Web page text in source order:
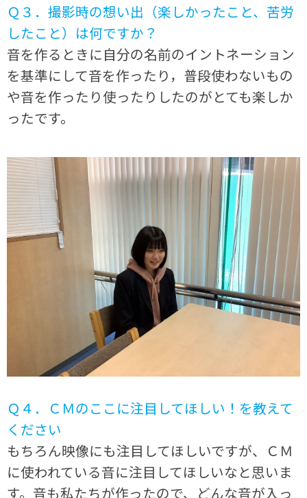
Ｑ３．撮影時の想い出（楽しかったこと、苦労
したこと）は何ですか？
音を作るときに自分の名前のイントネーション
を基準にして音を作ったり，普段使わないもの
や音を作ったり使ったりしたのがとても楽しか
ったです。
Ｑ４．ＣＭのここに注目してほしい！を教えて
ください
もちろん映像にも注目してほしいですが、ＣＭ
に使われている音に注目してほしいなと思いま
す。音も私たちが作ったので、どんな音が入っ